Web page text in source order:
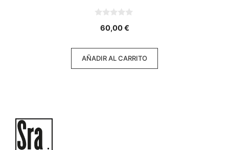
60,00€
AÑADIR AL CARRITO